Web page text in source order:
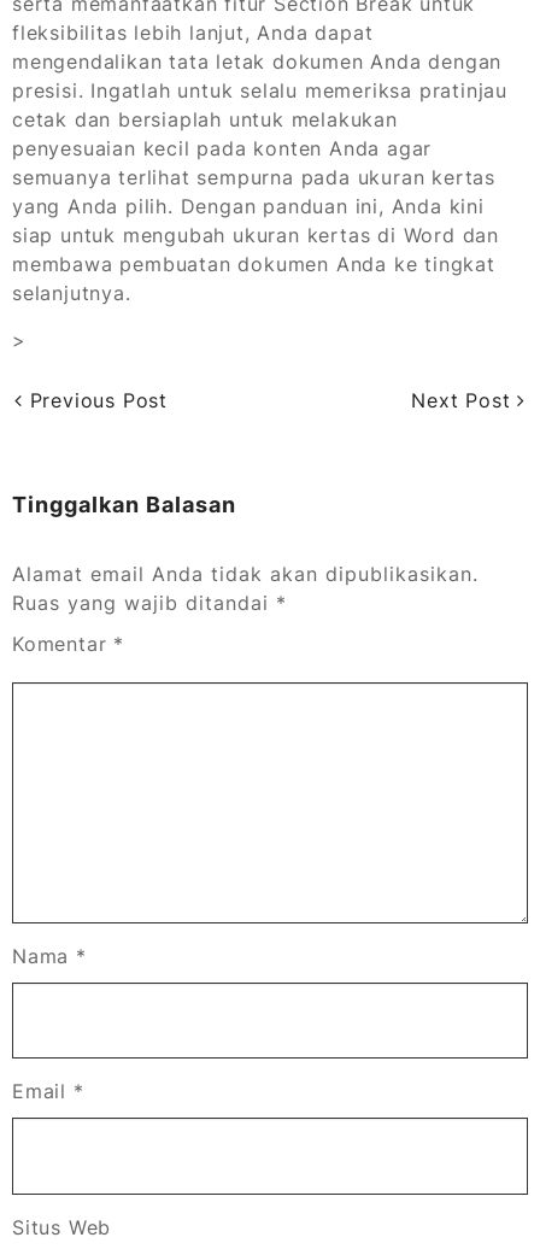
fleksibilitas lebih lanjut, Anda dapat
mengendalikan tata letak dokumen Anda dengan
presisi. Ingatlah untuk selalu memeriksa pratinjau
cetak dan bersiaplah untuk melakukan
penyesuaian kecil pada konten Anda agar
semuanya terlihat sempurna pada ukuran kertas
yang Anda pilih. Dengan panduan ini, Anda kini
siap untuk mengubah ukuran kertas di Word dan
membawa pembuatan dokumen Anda ke tingkat
selanjutnya.
>
Previous Post Next Post
Tinggalkan Balasan
Alamat email Anda tidak akan dipublikasikan.
Ruas yang wajib ditandai *
Komentar *
Nama *
Email *
Situs Web